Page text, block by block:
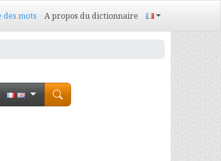
des mots A propos du dictionnaire